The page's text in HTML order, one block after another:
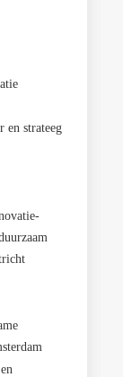
en strateeg